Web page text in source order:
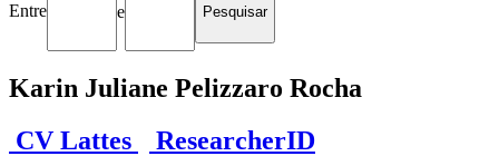
Entre e
Karin Juliane Pelizzaro Rocha
CV Lattes
ResearcherID